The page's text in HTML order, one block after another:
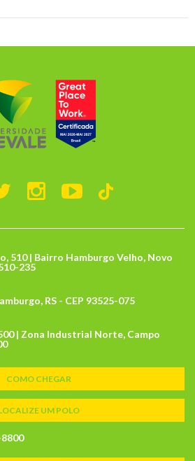
510 | Bairro Hamburgo Velho, Novo
235
RS - CEP 93525-075
| Zona Industrial Norte, Campo
COMO CHEGAR
UM POLO